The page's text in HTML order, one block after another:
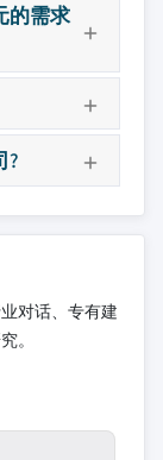
的需求
?
对话、专有建
。